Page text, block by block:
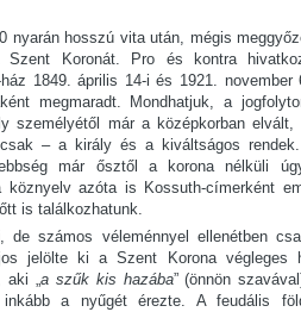
nyarán hosszú vita után, mégis
Szent Koronát. Pro és kontra
ház 1849. április 14-i és 1921.
megmaradt. Mondhatjuk, a
személyétől már a középkorban
– a király és a kiváltságos
már ősztől a korona nélküli
köznyelv azóta is Kossuth-címerként
is találkozhatunk.
de számos véleménnyel ellenétben
jelölte ki a Szent Korona végleges
aki „a szűk kis hazába” (önnön
inkább a nyűgét érezte. A feudális